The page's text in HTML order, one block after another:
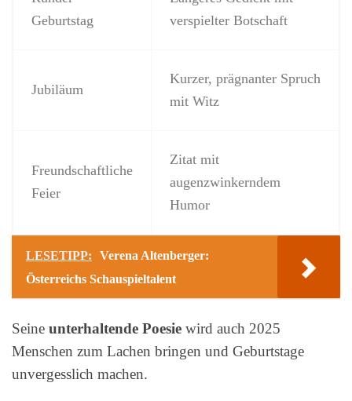
Geburtstag
verspielter Botschaft
Jubiläum
Kurzer, prägnanter Spruch
mit Witz
Freundschaftliche
Feier
Zitat mit
augenzwinkerndem
Humor
LESETIPP:
Verena Altenberger:
Österreichs Schauspieltalent
Seine unterhaltende Poesie wird auch 2025
Menschen zum Lachen bringen und Geburtstage
unvergesslich machen.